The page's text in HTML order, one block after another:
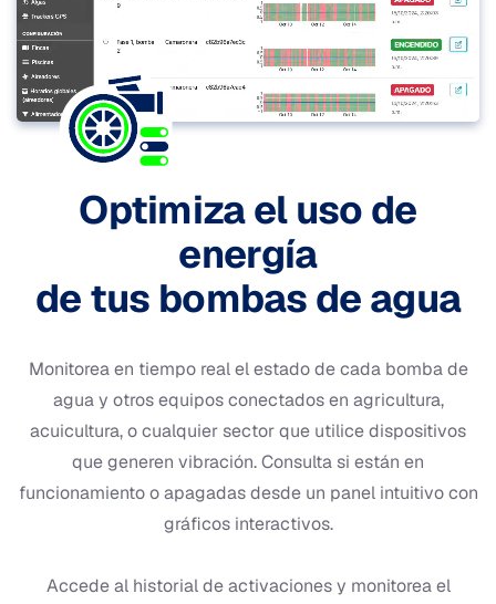
Optimiza el uso de
energía
de tus bombas de agua
Monitorea en tiempo real el estado de cada bomba de
agua y otros equipos conectados en agricultura,
acuicultura, o cualquier sector que utilice dispositivos
que generen vibración. Consulta si están en
funcionamiento o apagadas desde un panel intuitivo con
gráficos interactivos.
Accede al historial de activaciones y monitorea el